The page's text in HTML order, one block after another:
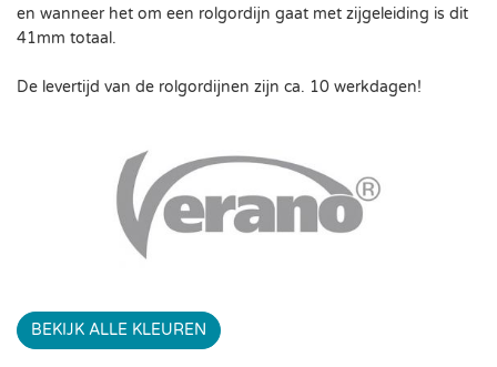
en wanneer het om een rolgordijn gaat met zijgeleiding is dit
41mm totaal.
De levertijd van de rolgordijnen zijn ca. 10 werkdagen!
BEKIJK ALLE KLEUREN